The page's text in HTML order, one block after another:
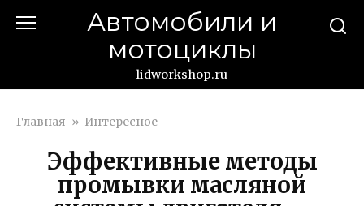
Автомобили и
мотоциклы
lidworkshop.ru
Главная » Интересное
Эффективные методы
промывки масляной